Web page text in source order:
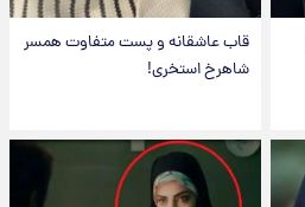
قاب عاشقانه و پست متفاوت همسر
شاهرخ استخری!